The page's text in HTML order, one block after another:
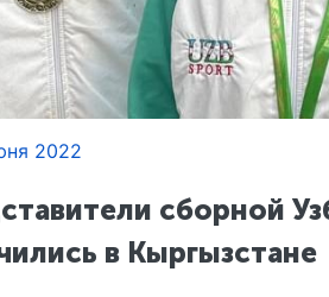
2022
сборной
в Кыргызстане